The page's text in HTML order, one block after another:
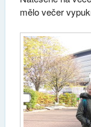
mělo večer